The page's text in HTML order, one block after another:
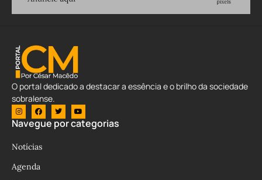
O portal dedicado a destacar a essência e o brilho da sociedade
sobralense.
Navegue por categorias
Notícias
Agenda